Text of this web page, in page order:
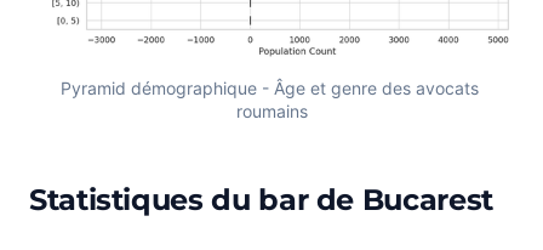
Pyramid démographique - Âge et genre des avocats
roumains
Statistiques du bar de Bucarest